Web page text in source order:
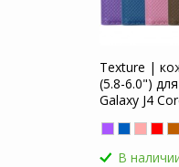
Texture |
(5.8-6.0")
Galaxy J4
В